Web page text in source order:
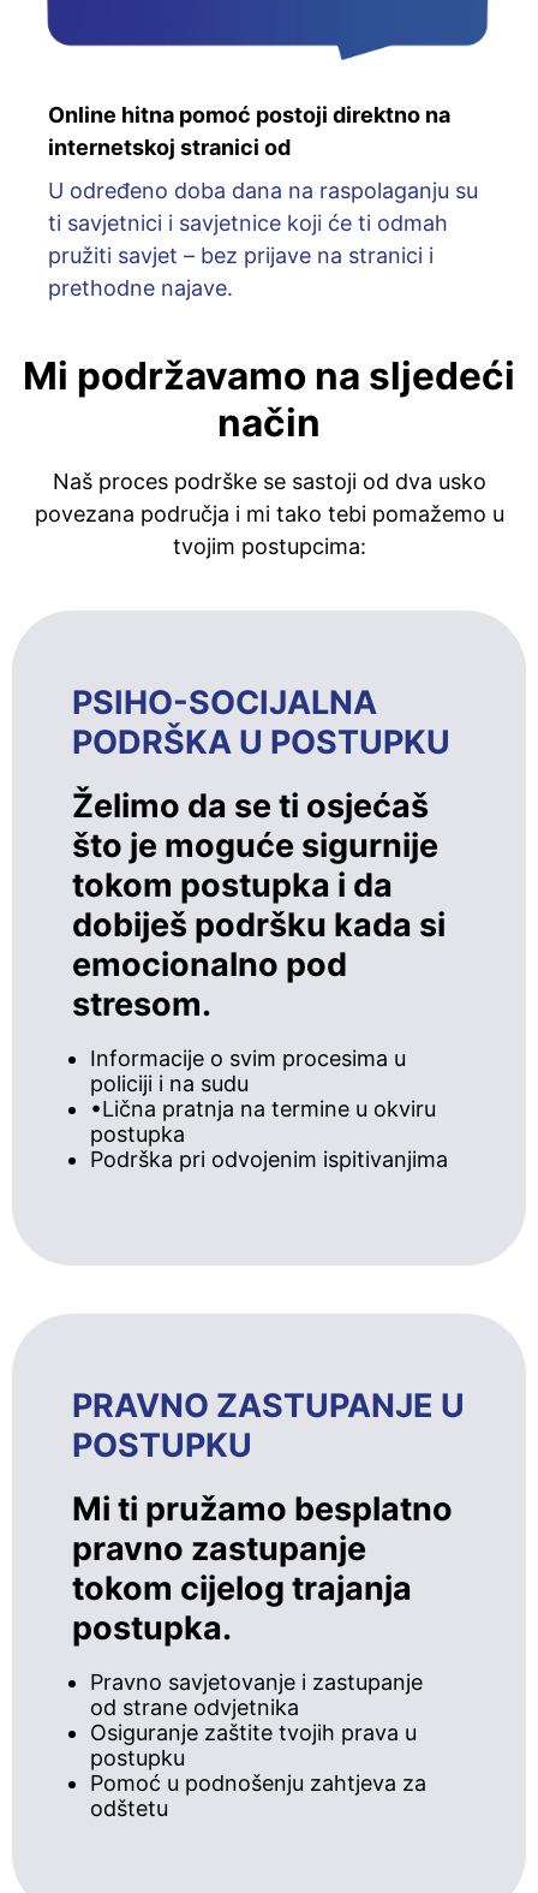
Online hitna pomoć postoji direktno na
internetskoj stranici od
U određeno doba dana na raspolaganju su
ti savjetnici i savjetnice koji će ti odmah
pružiti savjet – bez prijave na stranici i
prethodne najave.
Mi podržavamo na sljedeći
način
Naš proces podrške se sastoji od dva usko
povezana područja i mi tako tebi pomažemo u
tvojim postupcima:
PSIHO-SOCIJALNA
PODRŠKA U POSTUPKU
Želimo da se ti osjećaš
što je moguće sigurnije
tokom postupka i da
dobiješ podršku kada si
emocionalno pod
stresom.
Informacije o svim procesima u
policiji i na sudu
•Lična pratnja na termine u okviru
postupka
Podrška pri odvojenim ispitivanjima
PRAVNO ZASTUPANJE U
POSTUPKU
Mi ti pružamo besplatno
pravno zastupanje
tokom cijelog trajanja
postupka.
Pravno savjetovanje i zastupanje
od strane odvjetnika
Osiguranje zaštite tvojih prava u
postupku
Pomoć u podnošenju zahtjeva za
odštetu